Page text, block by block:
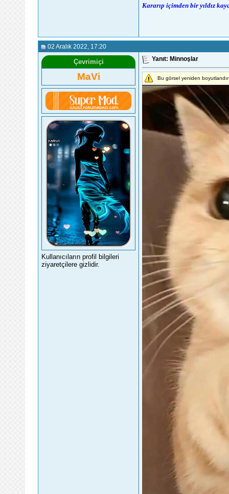
Kararıp içimden bir yıldız
02 Aralık 2022 , 17:20
Çevrimiçi
MaVi
Kullanıcıların profil bilgileri
ziyaretçilere gizlidir.
Yanıt: Minnoşlar
Bu görsel yeniden